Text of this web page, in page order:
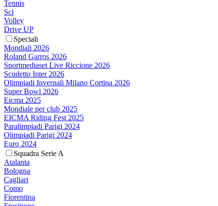
Tennis
Sci
Volley
Drive UP
Speciali
Mondiali 2026
Roland Garros 2026
Sportmediaset Live Riccione 2026
Scudetto Inter 2026
Olimpiadi Invernali Milano Cortina 2026
Super Bowl 2026
Eicma 2025
Mondiale per club 2025
EICMA Riding Fest 2025
Paralimpiadi Parigi 2024
Olimpiadi Parigi 2024
Euro 2024
Squadra Serie A
Atalanta
Bologna
Cagliari
Como
Fiorentina